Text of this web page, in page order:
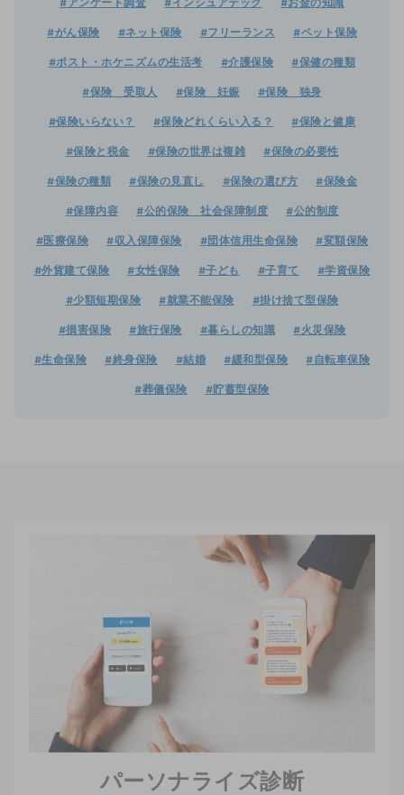
#アンケート調査 #インシュアテック #お金の知識
#がん保険 #ネット保険 #フリーランス #ペット保険
#ポスト・ホケニズムの生活考 #介護保険 #保健の種類
#保険 受取人 #保険 妊娠 #保険 独身
#保険いらない？ #保険どれくらい入る？ #保険と健康
#保険と税金 #保険の世界は複雑 #保険の必要性
#保険の種類 #保険の見直し #保険の選び方 #保険金
#保障内容 #公的保険 社会保障制度 #公的制度
#医療保険 #収入保障保険 #団体信用生命保険 #変額保険
#外貨建て保険 #女性保険 #子ども #子育て #学資保険
#少額短期保険 #就業不能保険 #掛け捨て型保険
#損害保険 #旅行保険 #暮らしの知識 #火災保険
#生命保険 #終身保険 #結婚 #緩和型保険 #自転車保険
#葬儀保険 #貯蓄型保険
パーソナライズ診断